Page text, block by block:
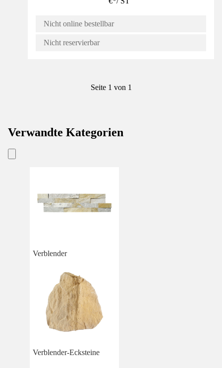
Nicht online bestellbar
Nicht reservierbar
Seite 1 von 1
Verwandte Kategorien
Verblender
Verblender-Ecksteine